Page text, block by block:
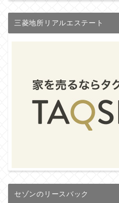
三菱地所リアルエステート
セゾンのリースバック